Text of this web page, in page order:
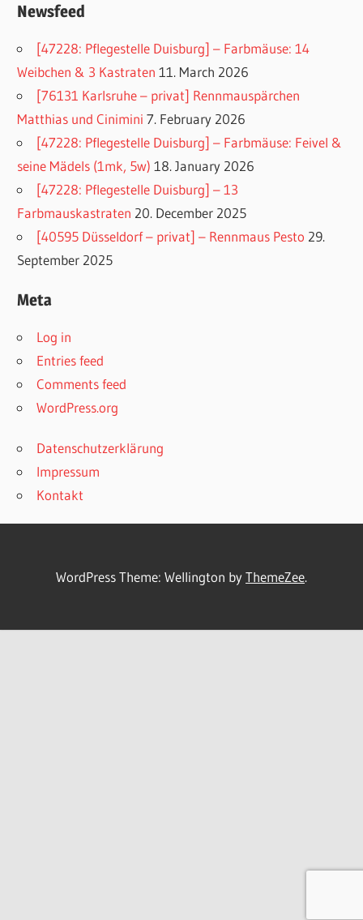
Newsfeed
[47228: Pflegestelle Duisburg] – Farbmäuse: 14
Weibchen & 3 Kastraten 11. March 2026
[76131 Karlsruhe – privat] Rennmauspärchen
Matthias und Cinimini 7. February 2026
[47228: Pflegestelle Duisburg] – Farbmäuse: Feivel &
seine Mädels (1mk, 5w) 18. January 2026
[47228: Pflegestelle Duisburg] – 13
Farbmauskastraten 20. December 2025
[40595 Düsseldorf – privat] – Rennmaus Pesto 29.
September 2025
Meta
Log in
Entries feed
Comments feed
WordPress.org
Datenschutzerklärung
Impressum
Kontakt
WordPress Theme: Wellington byThemeZee.